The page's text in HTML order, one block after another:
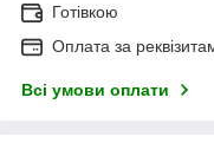
Готівкою
Оплата за
Всі умови оплати